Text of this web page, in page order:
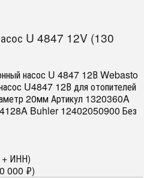
U 4847 12V (130
насос U 4847 12В Webasto
U4847 12В для отопителей
20мм Артикул 1320360A
Buhler 12402050900 Без
+ ИНН)
000 ₽)